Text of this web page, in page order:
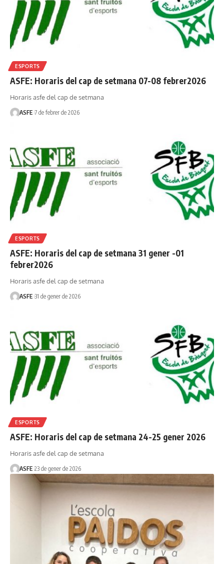
ESPORTS
ASFE: Horaris del cap de setmana 07-08 febrer2026
Horaris asfe del cap de setmana
ASFE 7 de febrer de 2026
ESPORTS
ASFE: Horaris del cap de setmana 31 gener -01
febrer2026
Horaris asfe del cap de setmana
ASFE 31 de gener de 2026
ESPORTS
ASFE: Horaris del cap de setmana 24-25 gener 2026
Horaris asfe del cap de setmana
ASFE 23 de gener de 2026